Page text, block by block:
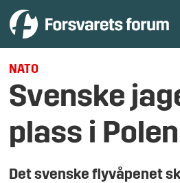
NATO
Svenske
plass i Polen
Det svenske flyvåpenet